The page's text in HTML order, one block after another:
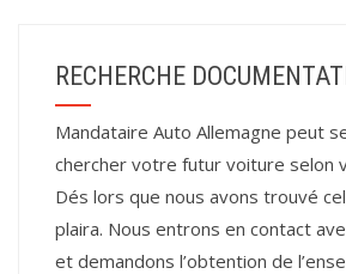
RECHERCHE
Mandataire Auto Allemagne peut
chercher votre futur voiture selon
Dés lors que nous avons trouvé
plaira. Nous entrons en contact
et demandons l’obtention de